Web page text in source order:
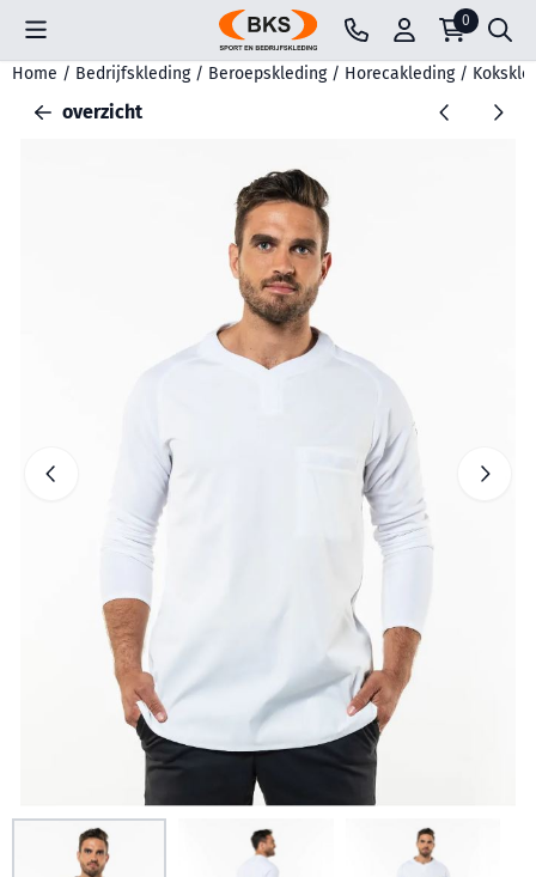
Cookievoorkeuren zijn beschikbaar. Kies instellingen of sta
0
Home / Bedrijfskleding / Beroepskleding / Horecakleding /
overzicht